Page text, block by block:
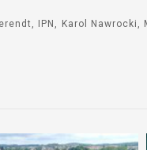
IPN Karol Nawrocki